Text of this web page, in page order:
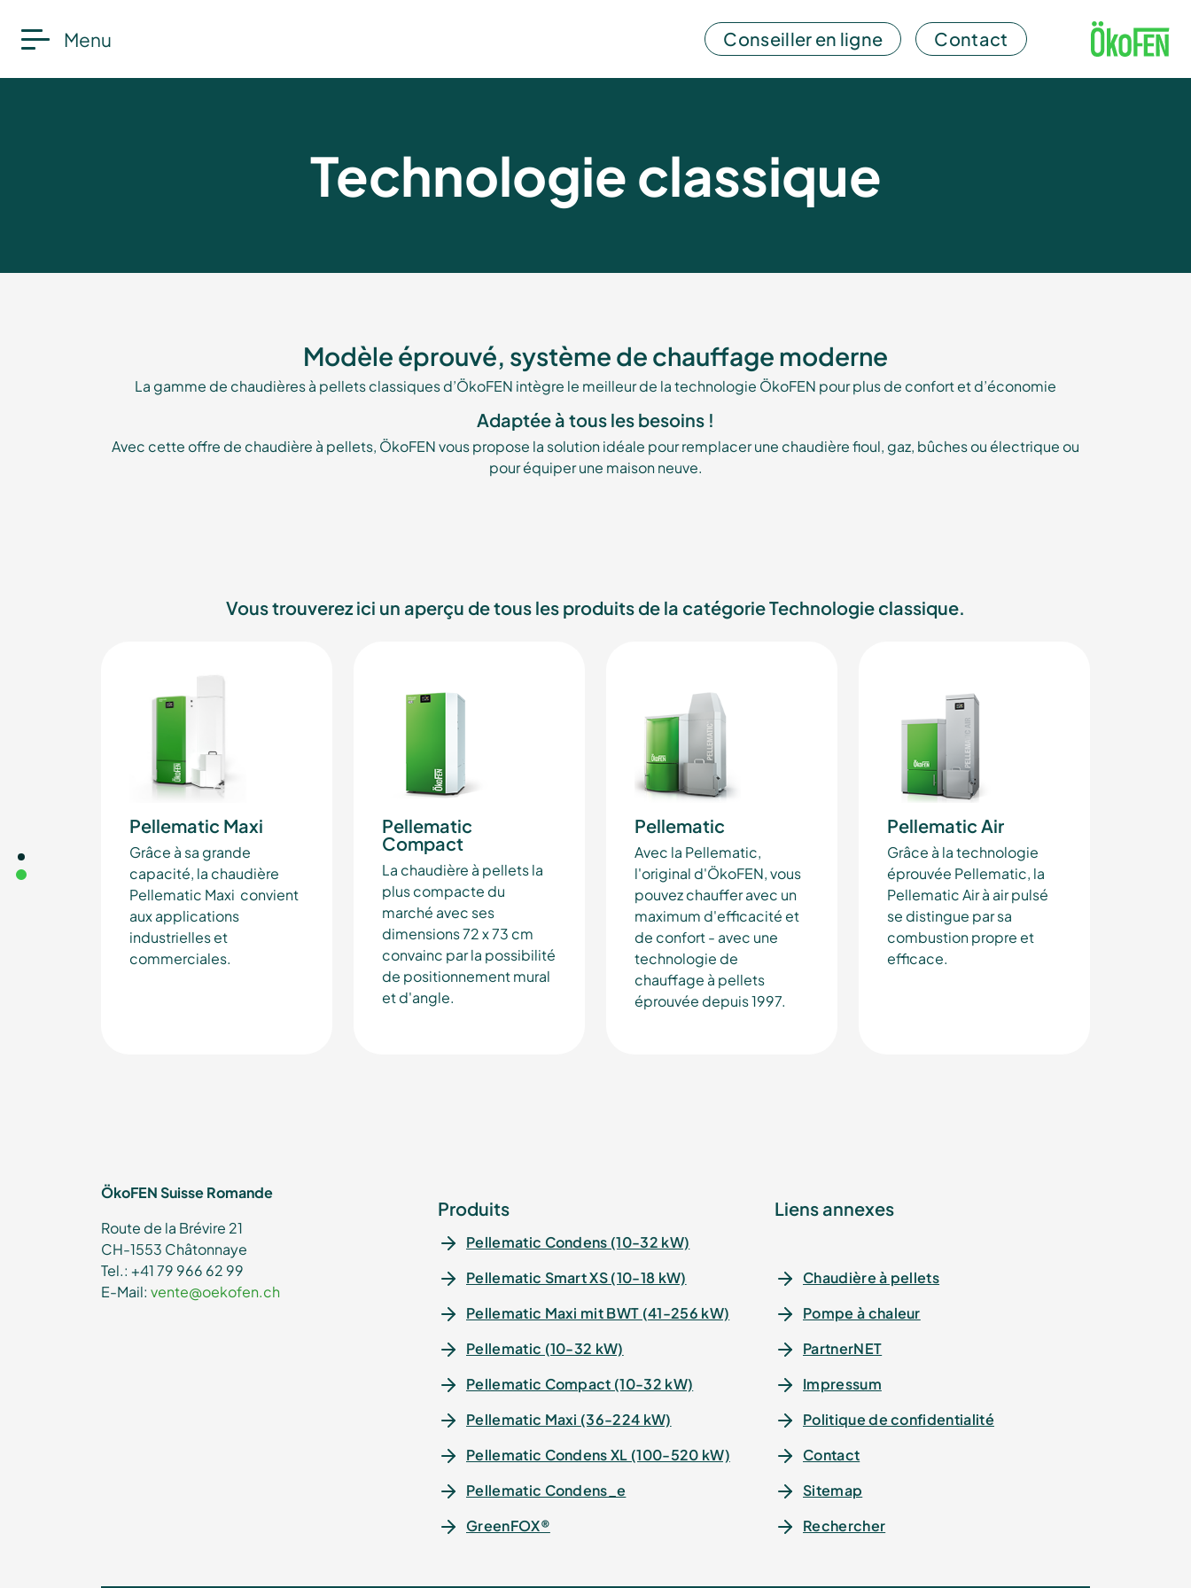
Menu Conseiller en ligne Contact
Technologie classique
Modèle éprouvé, système de chauffage moderne
La gamme de chaudières à pellets classiques d’ÖkoFEN intègre le meilleur de la technologie ÖkoFEN pour plus de confort et d’économie
Adaptée à tous les besoins !
Avec cette offre de chaudière à pellets, ÖkoFEN vous propose la solution idéale pour remplacer une chaudière fioul, gaz, bûches ou électrique ou
pour équiper une maison neuve.
Vous trouverez ici un aperçu de tous les produits de la catégorie Technologie classique.
Pellematic Maxi
Grâce à sa grande
capacité, la chaudière
Pellematic Maxi convient
aux applications
industrielles et
commerciales.
Pellematic
Compact
La chaudière à pellets la
plus compacte du
marché avec ses
dimensions 72 x 73 cm
convainc par la possibilité
de positionnement mural
et d'angle.
Pellematic
Avec la Pellematic,
l'original d'ÖkoFEN, vous
pouvez chauffer avec un
maximum d'efficacité et
de confort - avec une
technologie de
chauffage à pellets
éprouvée depuis 1997.
Pellematic Air
Grâce à la technologie
éprouvée Pellematic, la
Pellematic Air à air pulsé
se distingue par sa
combustion propre et
efficace.
ÖkoFEN Suisse Romande
Route de la Brévire 21
CH-1553 Châtonnaye
Tel.: +41 79 966 62 99
E-Mail: vente@oekofen.ch
Produits
Pellematic Condens (10-32 kW)
Pellematic Smart XS (10-18 kW)
Pellematic Maxi mit BWT (41-256 kW)
Pellematic (10-32 kW)
Pellematic Compact (10-32 kW)
Pellematic Maxi (36-224 kW)
Pellematic Condens XL (100-520 kW)
Pellematic Condens_e
GreenFOX®
Liens annexes
Chaudière à pellets
Pompe à chaleur
PartnerNET
Impressum
Politique de confidentialité
Contact
Sitemap
Rechercher